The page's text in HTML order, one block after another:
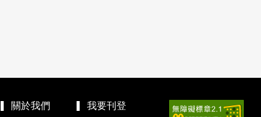
關於我們 我要刊登